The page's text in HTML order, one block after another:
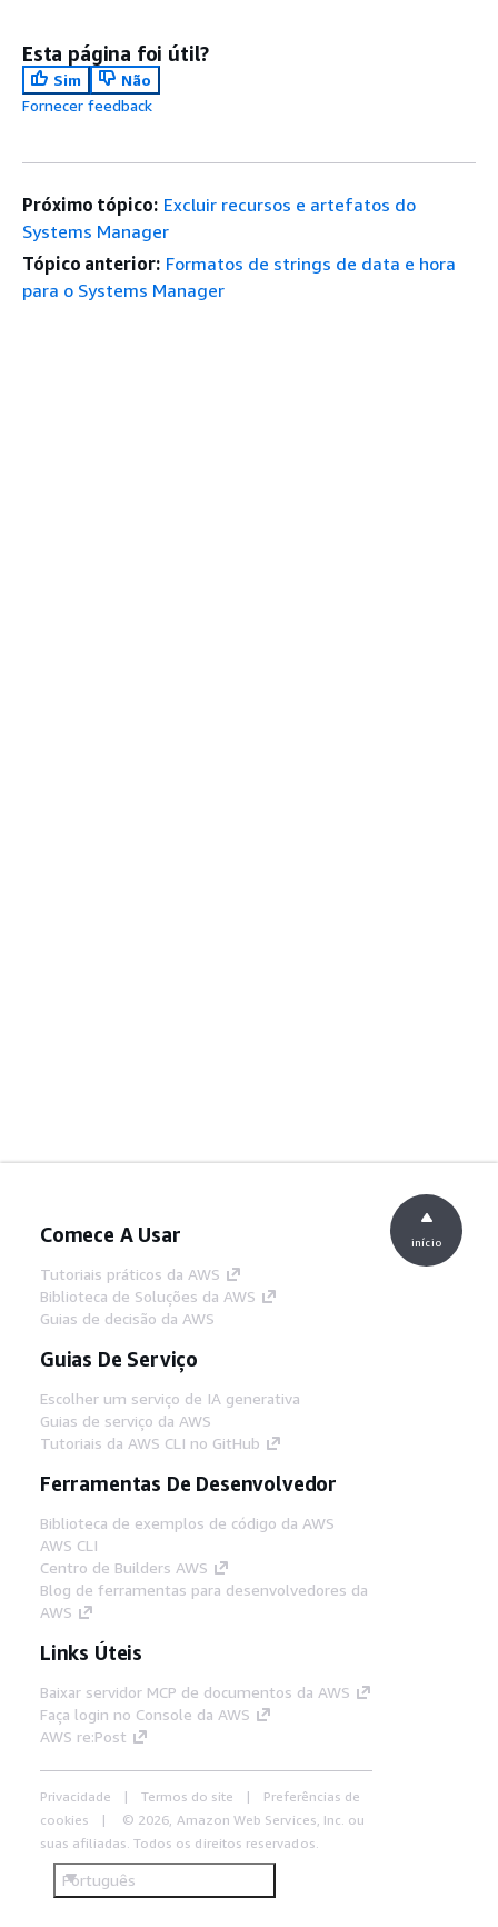
Esta página foi útil?
Sim
Não
Fornecer feedback
Próximo tópico: Excluir recursos e artefatos do
Systems Manager
Tópico anterior: Formatos de strings de data e hora
para o Systems Manager
Comece A Usar
Tutoriais práticos da AWS
Biblioteca de Soluções da AWS
Guias de decisão da AWS
Guias De Serviço
Escolher um serviço de IA generativa
Guias de serviço da AWS
Tutoriais da AWS CLI no GitHub
Ferramentas De Desenvolvedor
Biblioteca de exemplos de código da AWS
AWS CLI
Centro de Builders AWS
Blog de ferramentas para desenvolvedores da
AWS
Links Úteis
Baixar servidor MCP de documentos da AWS
Faça login no Console da AWS
AWS re:Post
Privacidade Termos do site
Preferências de
cookies
© 2026, Amazon Web Services, Inc. ou
suas afiliadas. Todos os direitos reservados.
Português
início